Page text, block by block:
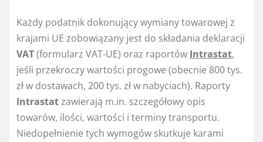
Każdy podatnik dokonujący wymiany towarowej z
krajami UE zobowiązany jest do składania deklaracji
VAT(formularz VAT-UE) oraz raportów Intrastat,
jeśli przekroczy wartości progowe (obecnie 800 tys.
zł w dostawach, 200 tys. zł w nabyciach). Raporty
Intrastatzawierają m.in. szczegółowy opis
towarów, ilości, wartości i terminy transportu.
Niedopełnienie tych wymogów skutkuje karami